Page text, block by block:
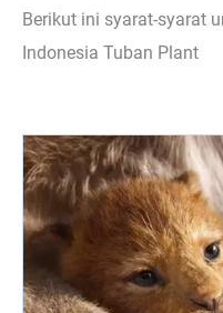
Berikut ini syarat-syarat
Indonesia Tuban Plant